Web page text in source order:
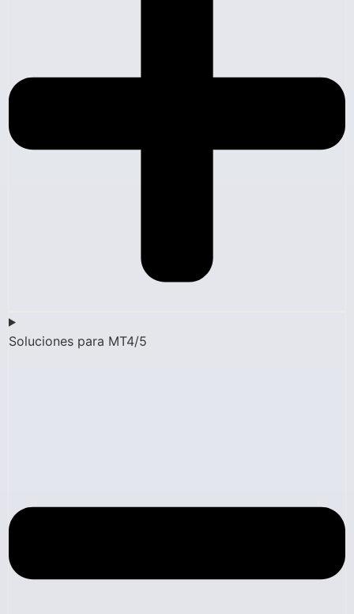
Soluciones para MT4/5